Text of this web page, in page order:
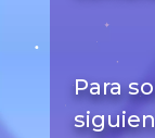
Para